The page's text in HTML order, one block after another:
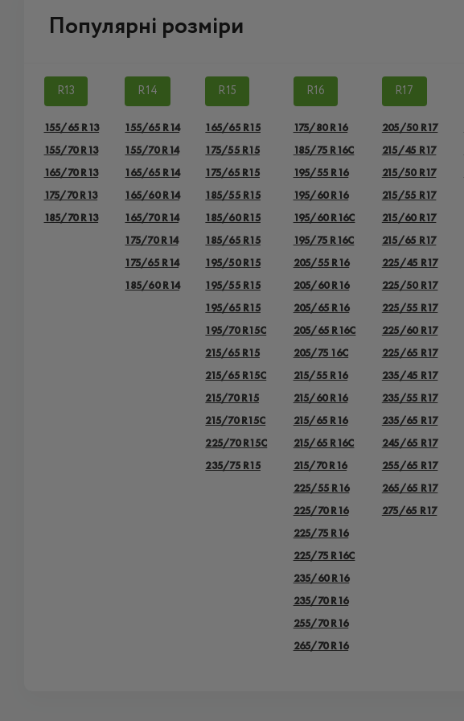
Популярні розміри
R13
155/65 R13
155/70 R13
165/70 R13
175/70 R13
185/70 R13
R14
155/65 R14
155/70 R14
165/65 R14
165/60 R14
165/70 R14
175/70 R14
175/65 R14
185/60 R14
R15
165/65 R15
175/55 R15
175/65 R15
185/55 R15
185/60 R15
185/65 R15
195/50 R15
195/55 R15
195/65 R15
195/70 R15C
215/65 R15
215/65 R15C
215/70 R15
215/70 R15C
225/70 R15C
235/75 R15
R16
175/80 R16
185/75 R16C
195/55 R16
195/60 R16
195/60 R16C
195/75 R16C
205/55 R16
205/60 R16
205/65 R16
205/65 R16C
205/75 16C
215/55 R16
215/60 R16
215/65 R16
215/65 R16C
215/70 R16
225/55 R16
225/70 R16
225/75 R16
225/75 R16С
235/60 R16
235/70 R16
255/70 R16
265/70 R16
R17
205/50 R17
215/45 R17
215/50 R17
215/55 R17
215/60 R17
215/65 R17
225/45 R17
225/50 R17
225/55 R17
225/60 R17
225/65 R17
235/45 R17
235/55 R17
235/65 R17
245/65 R17
255/65 R17
265/65 R17
275/65 R17